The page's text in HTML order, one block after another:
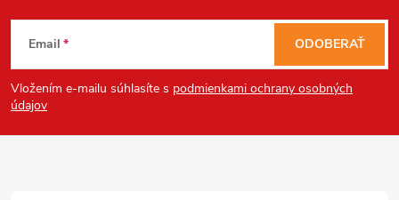
Z
á
p
Email
Vložením e-mailu súhlasíte s podmienkami ochrany osobných
údajov
ODOBERAŤ